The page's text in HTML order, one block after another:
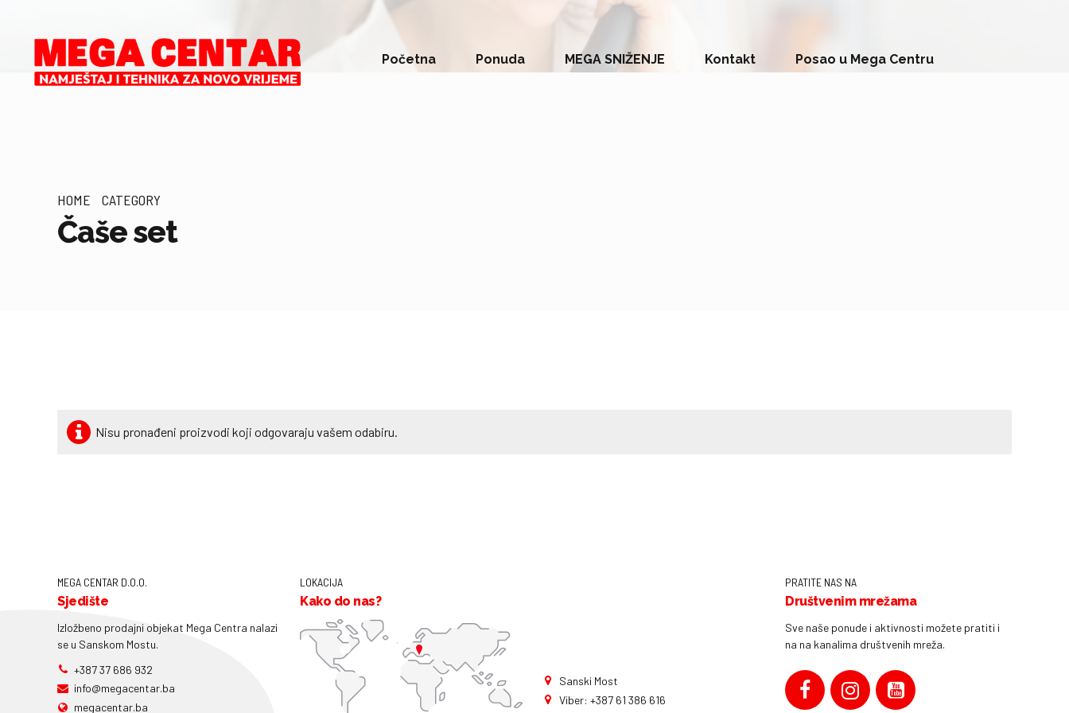
Početna Ponuda MEGA SNIŽENJE Kontakt Posao u Mega Centru
HOME CATEGORY
Čaše set
Nisu pronađeni proizvodi koji odgovaraju vašem odabiru.
MEGA CENTAR D.O.O.
Sjedište
Izložbeno prodajni objekat Mega Centra nalazi
se u Sanskom Mostu.
+387 37 686 932
info@megacentar.ba
megacentar.ba
LOKACIJA
Kako do nas?
Sanski Most
Viber: +387 61 386 616
PRATITE NAS NA
Društvenim mrežama
Sve naše ponude i aktivnosti možete pratiti i
na na kanalima društvenih mreža.